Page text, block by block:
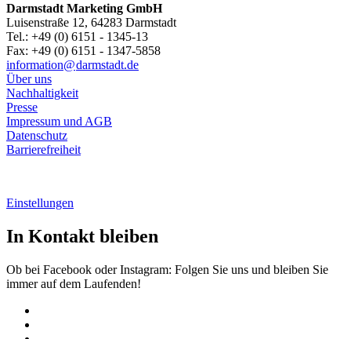
Darmstadt Marketing GmbH
Luisenstraße 12, 64283 Darmstadt
Tel.: +49 (0) 6151 - 1345-13
Fax: +49 (0) 6151 - 1347-5858
information@darmstadt.de
Über uns
Nachhaltigkeit
Presse
Impressum und AGB
Datenschutz
Barrierefreiheit
Einstellungen
In Kontakt bleiben
Ob bei Facebook oder Instagram: Folgen Sie uns und bleiben Sie
immer auf dem Laufenden!